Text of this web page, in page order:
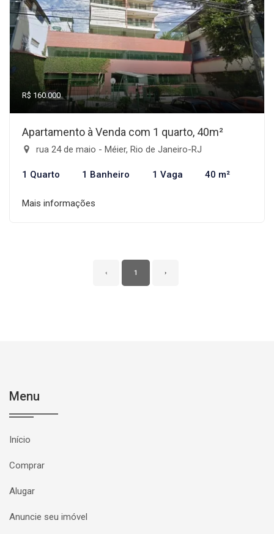
R$ 160.000
Apartamento à Venda com 1 quarto, 40m²
rua 24 de maio - Méier, Rio de Janeiro-RJ
1 Quarto 1 Banheiro 1 Vaga 40 m²
Mais informações
‹ 1 ›
Menu
Início
Comprar
Alugar
Anuncie seu imóvel